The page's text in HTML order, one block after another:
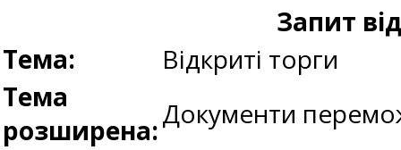
Запит
Тема:
Відкриті торги
Тема
розширена:Документи